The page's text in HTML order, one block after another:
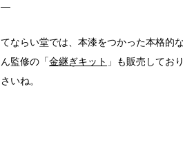
—
てならい堂では、本漆をつかった本格的
ん監修の「金継ぎキット 」も販売してお
さいね。